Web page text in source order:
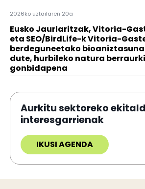
2026ko uztailaren 20a
Eusko Jaurlaritzak, Vitoria-
eta SEO/BirdLife-k Vitoria-
berdeguneetako
dute, hurbileko natura
gonbidapena
Aurkitu sektoreko
interesgarrienak
IKUSI AGENDA